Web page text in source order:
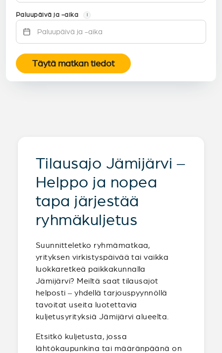
Paluupäivä ja -aika i
Täytä matkan tiedot
Tilausajo Jämijärvi –
Helppo ja nopea
tapa järjestää
ryhmäkuljetus
Suunnitteletko ryhmämatkaa,
yrityksen virkistyspäivää tai vaikka
luokkaretkeä paikkakunnalla
Jämijärvi? Meiltä saat tilausajot
helposti – yhdellä tarjouspyynnöllä
tavoitat useita luotettavia
kuljetusyrityksiä Jämijärvi alueelta.
Etsitkö kuljetusta, jossa
lähtökaupunkina tai määränpäänä on